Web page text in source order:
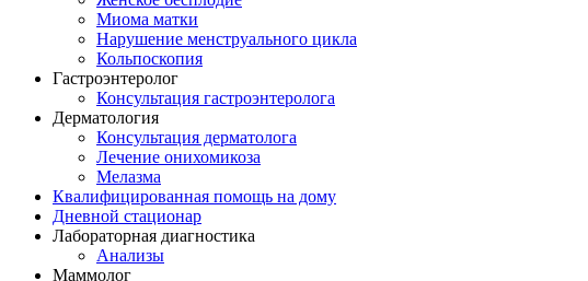
Миома матки
Нарушение менструального цикла
Кольпоскопия
Гастроэнтеролог
Консультация гастроэнтеролога
Дерматология
Консультация дерматолога
Лечение онихомикоза
Мелазма
Квалифицированная помощь на дому
Дневной стационар
Лабораторная диагностика
Анализы
Маммолог